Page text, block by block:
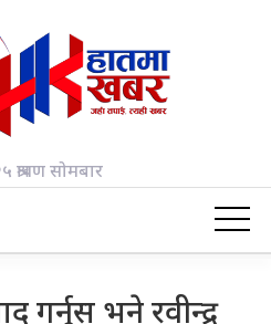
श्रावण सोमबार
गर्नुस् भने रवीन्द्र